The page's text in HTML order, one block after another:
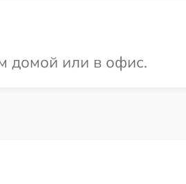
домой или в офис.